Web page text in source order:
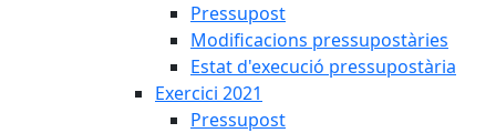
Pressupost
Modificacions pressupostàries
Estat d'execució pressupostària
Exercici 2021
Pressupost